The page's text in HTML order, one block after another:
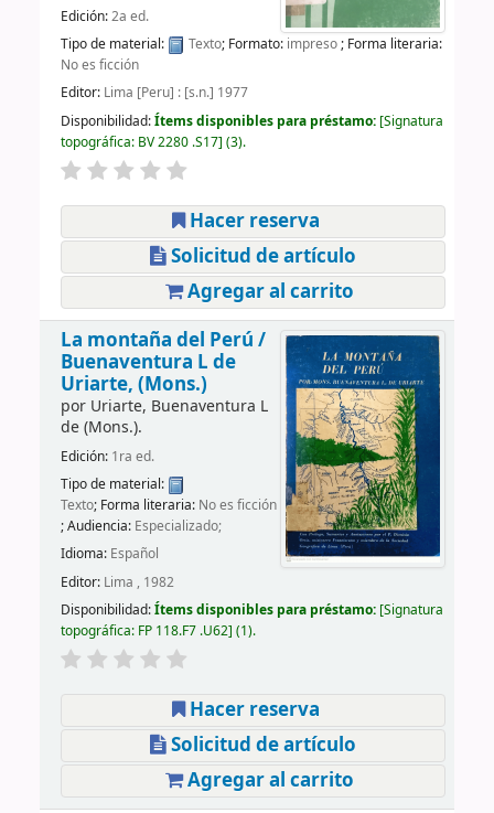
Edición:2a ed.
Tipo de material:
Texto; Formato: impreso; Forma literaria:
No es ficción
Editor: Lima [Peru] : [s.n.] 1977
Disponibilidad:Ítems disponibles para préstamo: Signatura
topográfica: BV 2280 .S17 (3).
Hacer reserva
Solicitud de artículo
Agregar al carrito
La montaña del Perú /
Buenaventura L de
Uriarte, (Mons.)
por Uriarte, Buenaventura L
de (Mons.).
Edición: 1ra ed.
Tipo de material:
Texto; Forma literaria: No es ficción
; Audiencia: Especializado;
Idioma: Español
Editor: Lima , 1982
Disponibilidad:Ítems disponibles para préstamo: Signatura
topográfica: FP 118.F7 .U62 (1).
Hacer reserva
Solicitud de artículo
Agregar al carrito